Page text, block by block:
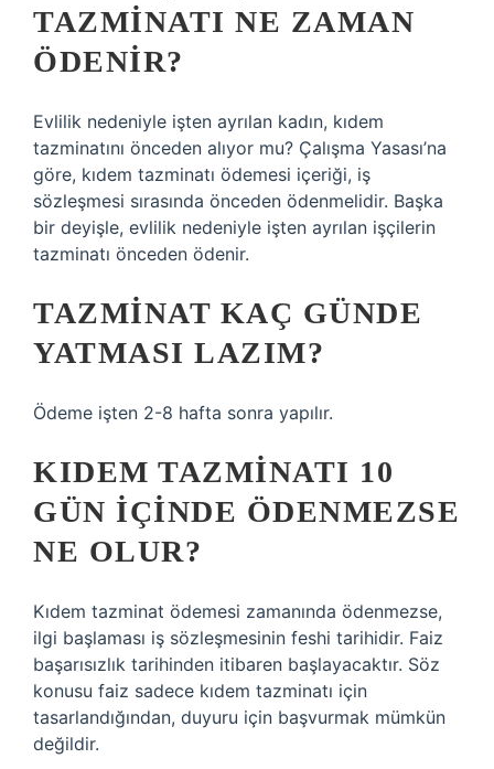
TAZMINATI NE ZAMAN
ÖDENIR?
Evlilik nedeniyle işten ayrılan kadın, kıdem
tazminatını önceden alıyor mu? Çalışma Yasası’na
göre, kıdem tazminatı ödemesi içeriği, iş
sözleşmesi sırasında önceden ödenmelidir. Başka
bir deyişle, evlilik nedeniyle işten ayrılan işçilerin
tazminatı önceden ödenir.
TAZMINAT KAÇ GÜNDE
YATMASI LAZIM?
Ödeme işten 2-8 hafta sonra yapılır.
KIDEM TAZMINATI 10
GÜN IÇINDE ÖDENMEZSE
NE OLUR?
Kıdem tazminat ödemesi zamanında ödenmezse,
ilgi başlaması iş sözleşmesinin feshi tarihidir. Faiz
başarısızlık tarihinden itibaren başlayacaktır. Söz
konusu faiz sadece kıdem tazminatı için
tasarlandığından, duyuru için başvurmak mümkün
değildir.